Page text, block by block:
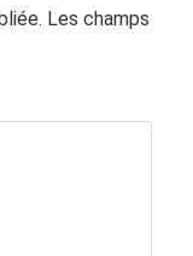
Les champs